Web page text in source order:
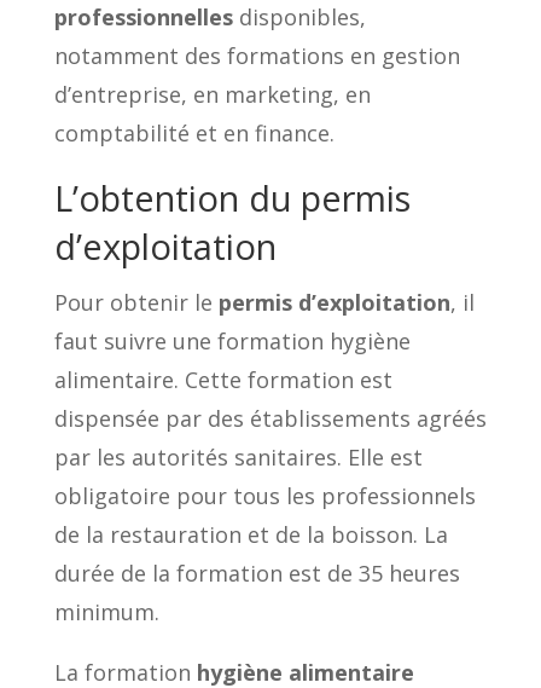
professionnellesdisponibles,
notamment des formations en gestion
d’entreprise, en marketing, en
comptabilité et en finance.
L’obtention du permis
d’exploitation
Pour obtenir le permis d’exploitation, il
faut suivre une formation hygiène
alimentaire. Cette formation est
dispensée par des établissements agréés
par les autorités sanitaires. Elle est
obligatoire pour tous les professionnels
de la restauration et de la boisson. La
durée de la formation est de 35 heures
minimum.
La formation hygiène alimentaire